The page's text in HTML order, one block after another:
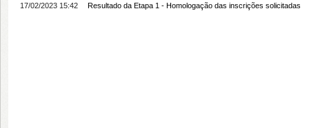
17/02/2023 15:42 Resultado da Etapa 1 - Homologação das inscrições solicitadas